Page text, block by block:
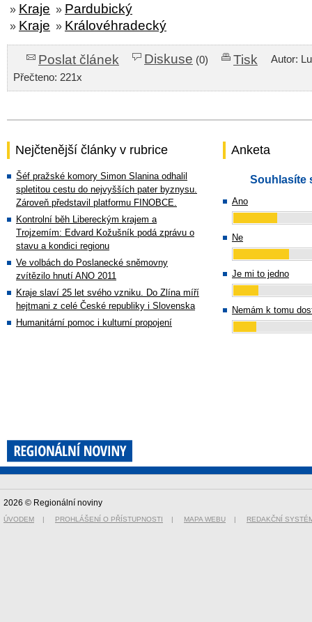
» Kraje » Pardubický
» Kraje » Královéhradecký
Poslat článek Diskuse (0) Tisk
Autor:
Přečteno: 221x
Nejčtenější články v rubrice
Šéf pražské komory Simon Slanina odhalil
spletitou cestu do nejvyšších pater byznysu.
Zároveň představil platformu FINOBCE.
Kontrolní běh Libereckým krajem a
Trojzemím: Edvard Kožušník podá zprávu o
stavu a kondici regionu
Ve volbách do Poslanecké sněmovny
zvítězilo hnutí ANO 2011
Kraje slaví 25 let svého vzniku. Do Zlína míří
hejtmani z celé České republiky i Slovenska
Humanitární pomoc i kulturní propojení
Anketa
Souhlasíte
Ano
Ne
Je mi to jedno
Nemám k tomu
2026 © Regionální noviny
ÚVODEM | PROHLÁŠENÍ O PŘÍSTUPNOSTI | MAPA WEBU | REDAKČNÍ